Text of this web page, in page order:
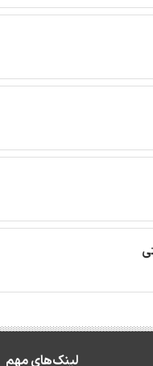
لینک‌های مهم